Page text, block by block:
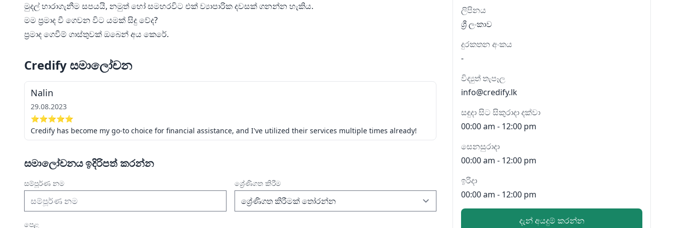
ලිපිනය
ශ්‍රී ලංකාව
දුරකතන අංකය
-
විද්‍යුත් තැපෑල
info@credify.lk
සඳුදා සිට සිකුරාදා දක්වා
00:00 am - 12:00 pm
සෙනසුරාදා
00:00 am - 12:00 pm
ඉරිදා
00:00 am - 12:00 pm
දැන් අයදුම් කරන්න
මුදල් හාරාගැනීම සපයයි, නමුත් හෝ සමහරවිට එක් ව්‍යාපාරික දවසක් ගනන්න හැකිය.
මම ප්‍රමාද වී ගෙවන විට යමක් සිදු වේද?
ප්‍රමාද ගෙවීම් ගාස්තුවක් ඔබෙන් අය කෙරේ.
Credify සමාලෝචන
Nalin
29.08.2023
⭐⭐⭐⭐⭐
Credify has become my go-to choice for financial assistance, and I've utilized their services multiple times already!
සමාලෝචනය ඉදිරිපත් කරන්න
සම්පූර්ණ නම ශ්‍රේණිගත කිරීම
පෙළ